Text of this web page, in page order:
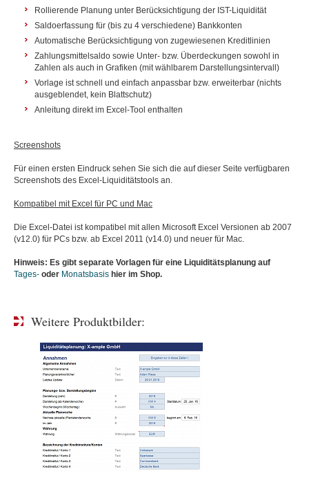
Rollierende Planung unter Berücksichtigung der IST-Liquidität
Saldoerfassung für (bis zu 4 verschiedene) Bankkonten
Automatische Berücksichtigung von zugewiesenen Kreditlinien
Zahlungsmittelsaldo sowie Unter- bzw. Überdeckungen sowohl in
Zahlen als auch in Grafiken (mit wählbarem Darstellungsintervall)
Vorlage ist schnell und einfach anpassbar bzw. erweiterbar (nichts
ausgeblendet, kein Blattschutz)
Anleitung direkt im Excel-Tool enthalten
Screenshots
Für einen ersten Eindruck sehen Sie sich die auf dieser Seite verfügbaren
Screenshots des Excel-Liquiditätstools an.
Kompatibel mit Excel für PC und Mac
Die Excel-Datei ist kompatibel mit allen Microsoft Excel Versionen ab 2007
(v12.0) für PCs bzw. ab Excel 2011 (v14.0) und neuer für Mac.
Hinweis: Es gibt separate Vorlagen für eine Liquiditätsplanung auf
Tages- oder Monatsbasis hier im Shop.
Weitere Produktbilder: